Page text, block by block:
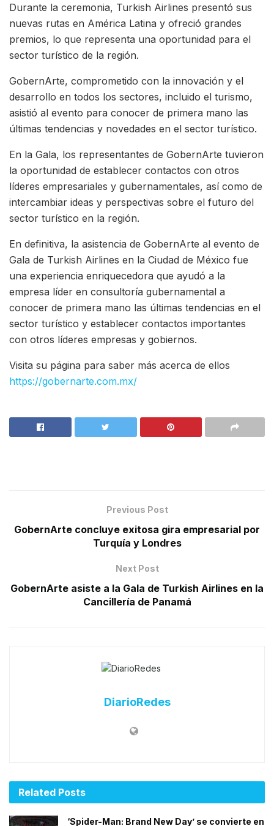
Durante la ceremonia, Turkish Airlines presentó sus
nuevas rutas en América Latina y ofreció grandes
premios, lo que representa una oportunidad para el
sector turístico de la región.
GobernArte, comprometido con la innovación y el
desarrollo en todos los sectores, incluido el turismo,
asistió al evento para conocer de primera mano las
últimas tendencias y novedades en el sector turístico.
En la Gala, los representantes de GobernArte tuvieron
la oportunidad de establecer contactos con otros
líderes empresariales y gubernamentales, así como de
intercambiar ideas y perspectivas sobre el futuro del
sector turístico en la región.
En definitiva, la asistencia de GobernArte al evento de
Gala de Turkish Airlines en la Ciudad de México fue
una experiencia enriquecedora que ayudó a la
empresa líder en consultoría gubernamental a
conocer de primera mano las últimas tendencias en el
sector turístico y establecer contactos importantes
con otros líderes empresas y gobiernos.
Visita su página para saber más acerca de ellos
https://gobernarte.com.mx/
Previous Post
GobernArte concluye exitosa gira empresarial por
Turquía y Londres
Next Post
GobernArte asiste a la Gala de Turkish Airlines en la
Cancillería de Panamá
DiarioRedes
Related Posts
‘Spider-Man: Brand New Day’ se convierte en